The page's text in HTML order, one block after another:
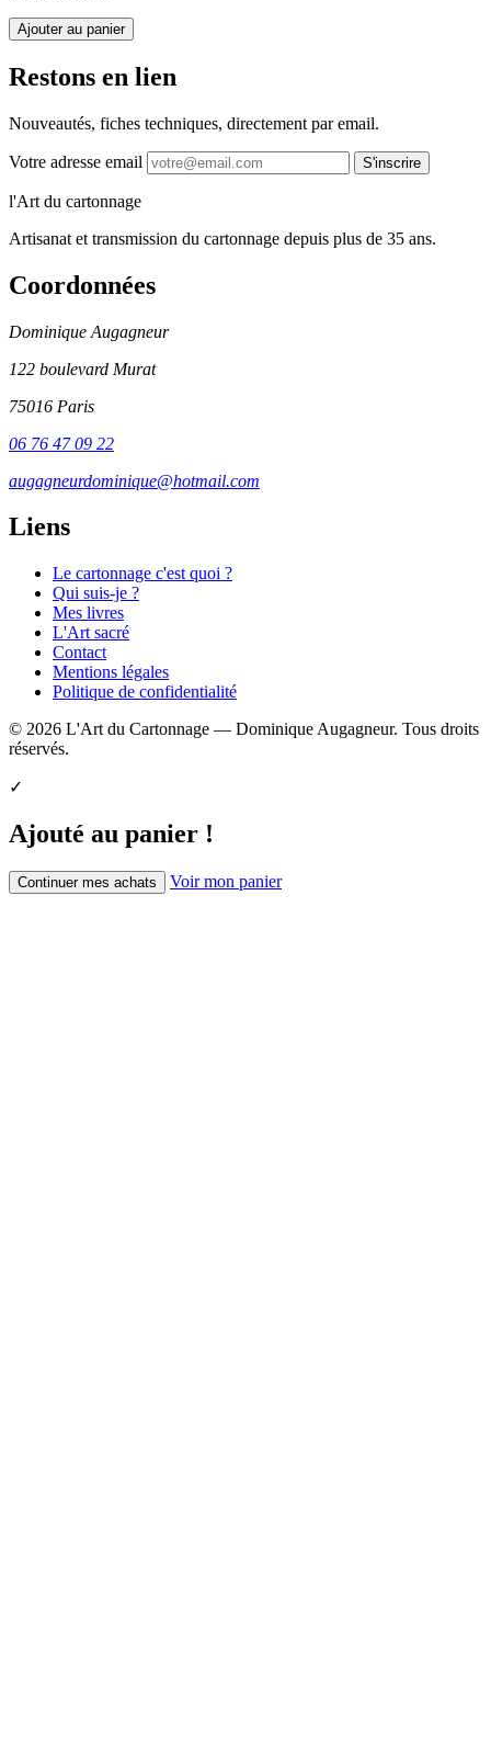
Ajouter au panier
Restons en lien
Nouveautés, fiches techniques, directement par email.
Votre adresse email S'inscrire
l'Art du cartonnage
Artisanat et transmission du cartonnage depuis plus de 35 ans.
Coordonnées
Dominique Augagneur
122 boulevard Murat
75016 Paris
06 76 47 09 22
augagneurdominique@hotmail.com
Liens
Le cartonnage c'est quoi ?
Qui suis-je ?
Mes livres
L'Art sacré
Contact
Mentions légales
Politique de confidentialité
© 2026 L'Art du Cartonnage — Dominique Augagneur. Tous droits
réservés.
✓
Ajouté au panier !
Continuer mes achats Voir mon panier